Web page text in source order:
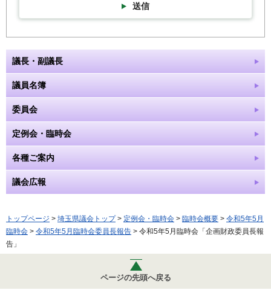
送信
議長・副議長
議員名簿
委員会
定例会・臨時会
各種ご案内
議会広報
トップページ > 埼玉県議会トップ> 定例会・臨時会 > 臨時会概要 > 令和5年5月
臨時会 > 令和5年5月臨時会委員長報告 > 令和5年5月臨時会「企画財政委員長報
告」
ページの先頭へ戻る